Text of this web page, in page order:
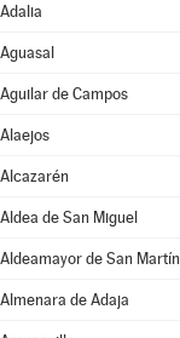
Adalia
Aguasal
Aguilar de Campos
Alaejos
Alcazarén
Aldea de San Miguel
Aldeamayor de San Martín
Almenara de Adaja